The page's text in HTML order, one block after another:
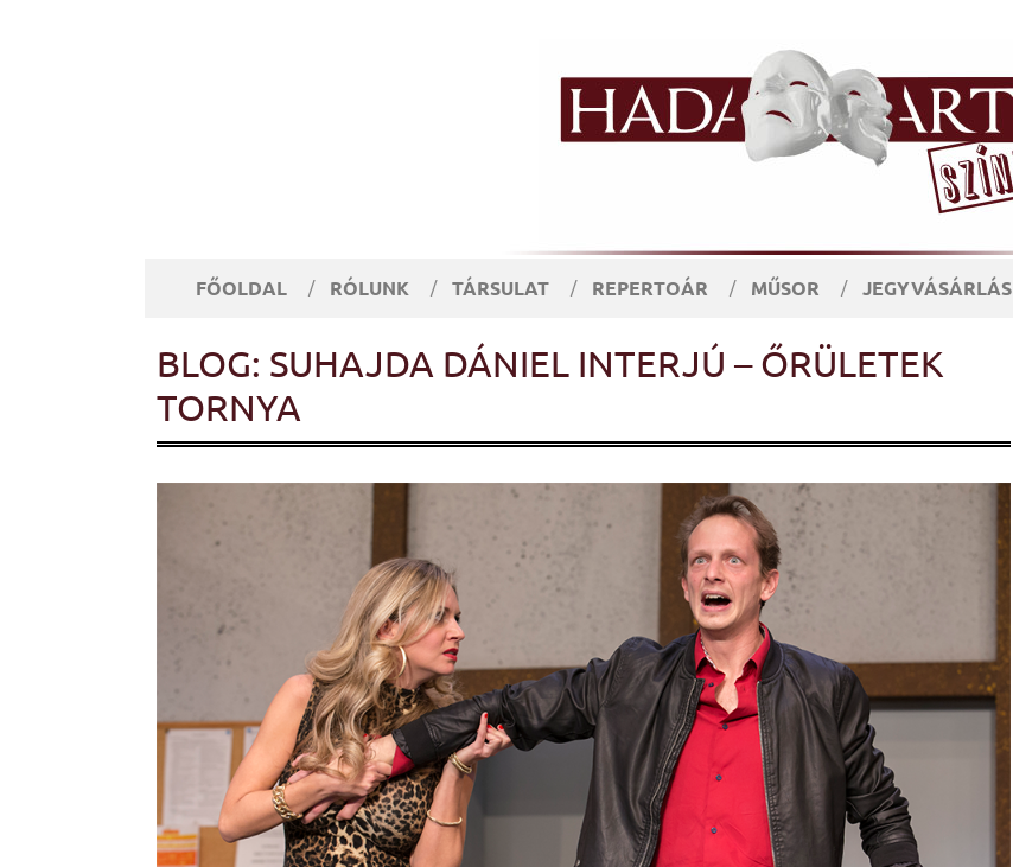
FŐOLDAL RÓLUNK TÁRSULAT REPERTOÁR MŰSOR JEGYVÁSÁRLÁS
BLOG: SUHAJDA DÁNIEL INTERJÚ – ŐRÜLETEK
TORNYA